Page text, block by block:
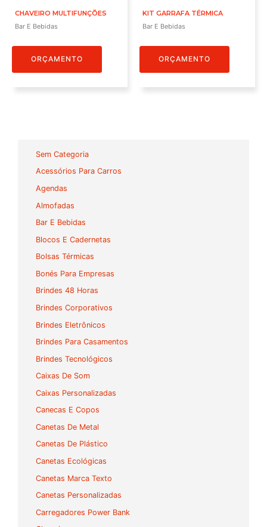
Sem Categoria
Acessórios Para Carros
Agendas
Almofadas
Bar E Bebidas
Blocos E Cadernetas
Bolsas Térmicas
Bonés Para Empresas
Brindes 48 Horas
Brindes Corporativos
Brindes Eletrônicos
Brindes Para Casamentos
Brindes Tecnológicos
Caixas De Som
Caixas Personalizadas
Canecas E Copos
Canetas De Metal
Canetas De Plástico
Canetas Ecológicas
Canetas Marca Texto
Canetas Personalizadas
Carregadores Power Bank
CHAVEIRO MULTIFUNÇÕES
Bar E Bebidas
ORÇAMENTO
KIT GARRAFA TÉRMICA
Bar E Bebidas
ORÇAMENTO